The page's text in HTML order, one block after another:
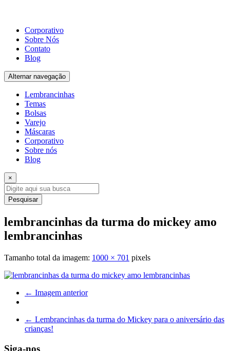
Corporativo
Sobre Nós
Contato
Blog
Alternar navegação
Lembrancinhas
Temas
Bolsas
Varejo
Máscaras
Corporativo
Sobre nós
Blog
×
Pesquisar
lembrancinhas da turma do mickey amo
lembrancinhas
Tamanho total da imagem: 1000 × 701 pixels
← Imagem anterior
← Lembrancinhas da turma do Mickey para o aniversário das
crianças!
Siga-nos